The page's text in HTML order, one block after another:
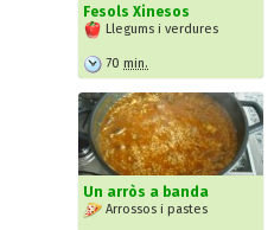
Fesols Xinesos
Llegums i verdures
70 min.
Un arròs a banda
Arrossos i pastes